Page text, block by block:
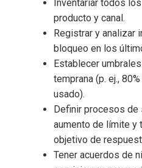
Inventariar todos
producto y canal.
Registrar y analizar
bloqueo en los
Establecer
temprana (p. ej.,
usado).
Definir procesos de
aumento de límite y
objetivo de
Tener acuerdos de